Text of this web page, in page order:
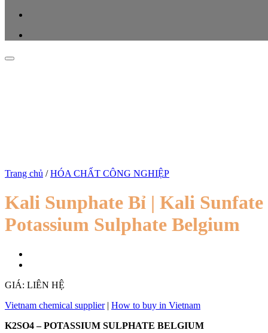
Trang chủ / HÓA CHẤT CÔNG NGHIỆP
Kali Sunphate Bỉ | Kali
Potassium Sulphate Belgium
GIÁ: LIÊN HỆ
Vietnam chemical supplier| How to buy in Vietnam
K2SO4 – POTASSIUM SULPHATE BELGIUM